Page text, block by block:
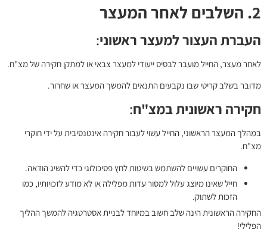
2. השלבים לאחר המעצר
העברת העצור למעצר ראשוני:
לאחר מעצר, החייל מועבר לבסיס ייעודי למעצר צבאי או למתקן חקירה של מצ"ח.
מדובר בשלב קריטי שבו נקבעים התנאים להמשך המעצר או שחרור.
חקירה ראשונית במצ"ח:
במהלך המעצר הראשוני, החייל עשוי לעבור חקירה אינטנסיבית על ידי חוקרי
מצ"ח.
החוקרים עשויים להשתמש בשיטות לחץ פסיכולוגי כדי להשיג הודאה.
חייל שאינו מיוצג עלול למסור עדות מפלילה או לא מודע לזכויותיו, כמו
הזכות לשתוק.
החקירה הראשונית הינה שלב חשוב במיוחד לבניית אסטרטגיה להמשך ההליך
הפלילי!